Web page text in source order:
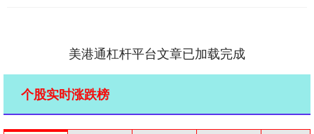
美港通杠杆平台文章已加载完成
个股实时涨跌榜